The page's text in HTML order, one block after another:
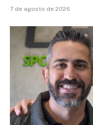
7 de agosto de 2026